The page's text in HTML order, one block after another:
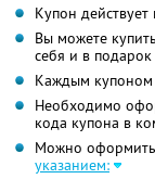
Купон
Вы можете
себя и в подарок
Каждым купоном
Необходимо
кода купона в
Можно оформить
указанием: